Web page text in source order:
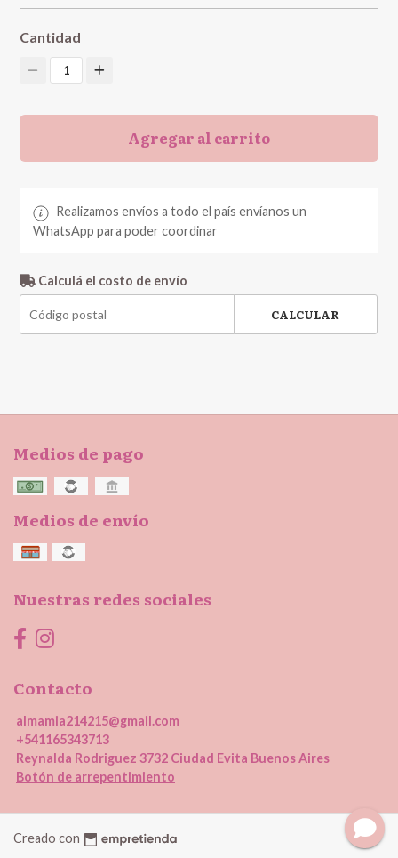
Cantidad
1
Agregar al carrito
Realizamos envíos a todo el país envíanos un
WhatsApp para poder coordinar
Calculá el costo de envío
CALCULAR
Medios de pago
Medios de envío
Nuestras redes sociales
Contacto
almamia214215@gmail.com
+541165343713
Reynalda Rodriguez 3732 Ciudad Evita Buenos Aires
Botón de arrepentimiento
Creado con